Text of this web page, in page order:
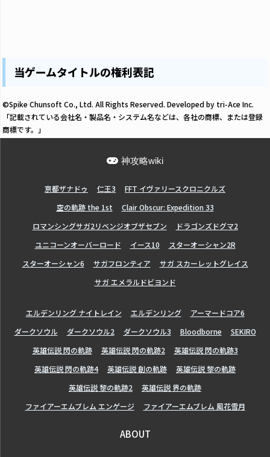
当ゲームタイトルの権利表記
©Spike Chunsoft Co., Ltd. All Rights Reserved. Developed by tri-Ace Inc.
「記載されている会社名・製品名・システム名などは、各社の商標、または登録
商標です。」
神攻略wiki
亰都ザナドゥ 仁王3
FFT イヴァリースクロニクルズ
空の軌跡 the 1st
Clair Obscur: Expedition 33
ロマンシングサガ2リベンジオブザセブン
ドラゴンズドグマ2
ユニコーンオーバーロード
イース10
スターオーシャン2R
スターオーシャン6
サガフロンティア
サガ スカーレットグレイス
サガ エメラルドビヨンド
エルデンリング ナイトレイン エルデンリング
アーマードコア6
ダークソウル
ダークソウル2 ダークソウル3 Bloodborne
SEKIRO
英雄伝説 閃の軌跡
英雄伝説 閃の軌跡2
英雄伝説 閃の軌跡3
英雄伝説 閃の軌跡4
英雄伝説 創の軌跡
英雄伝説 黎の軌跡
英雄伝説 黎の軌跡2
英雄伝説 界の軌跡
ファイアーエムブレム エンゲージ
ファイアーエムブレム 風花雪月
ABOUT